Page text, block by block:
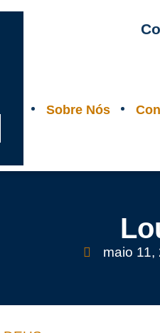
Sobre Nós
maio 11,